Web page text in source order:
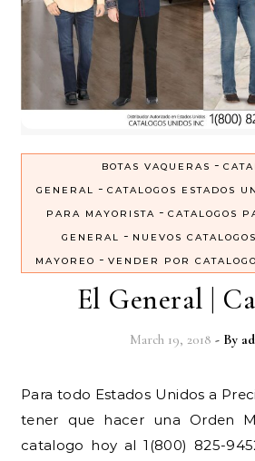
BOTAS VAQUERAS -
GENERAL - CATALOGOS ESTADOS
PARA MAYORISTA - CATALOGOS
GENERAL - NUEVOS CATALOGOS
MAYOREO - VENDER POR CATALOGO
El General |
March 19, 2018 - By
Para todo Estados Unidos a Precios de Mayoreo sin
tener que hacer una Orden
catalogo hoy al 1(800) 825-